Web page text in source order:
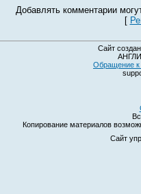
Добавлять комментарии
[
Сайт
Обращение к
Копирование материалов
Сайт